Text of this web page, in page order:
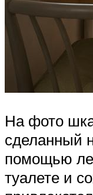
На фото
сделанный
помощью
туалете и